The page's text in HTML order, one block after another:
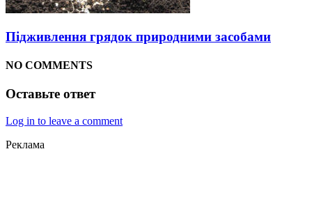
Підживлення грядок природними засобами
NO COMMENTS
Оставьте ответ
Log in to leave a comment
Реклама